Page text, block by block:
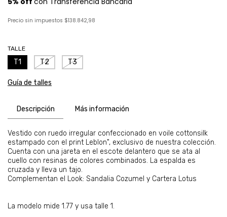
Precio sin impuestos $138.842,98
TALLE
T1 T2 T3
Guía de talles
Descripción Más información
Vestido con ruedo irregular confeccionado en voile cottonsilk
estampado con el print Leblon", exclusivo de nuestra colección.
Cuenta con una jareta en el escote delantero que se ata al
cuello con resinas de colores combinados. La espalda es
cruzada y lleva un tajo.
Complementan el Look: Sandalia Cozumel y Cartera Lotus
La modelo mide 1.77 y usa talle 1.